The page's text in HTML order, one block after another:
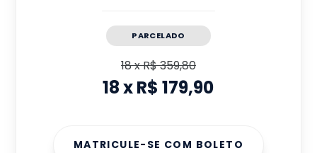
PARCELADO
18xR$ 359,80
18xR$ 179,90
MATRICULE-SE COM BOLETO